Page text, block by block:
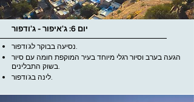
יום 6: ג'איפור - ג'ודפור
נסיעה בבוקר לג'ודפור.
הגעה בערב וסיור רגלי מיוחד בעיר המוקפת חומה עם סיור
בשוק התבלינים.
לינה בג'ודפור.